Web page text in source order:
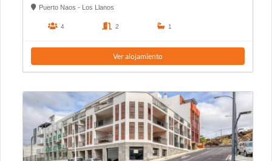
Puerto Naos - Los Llanos
4 2 1
Ver alojamiento